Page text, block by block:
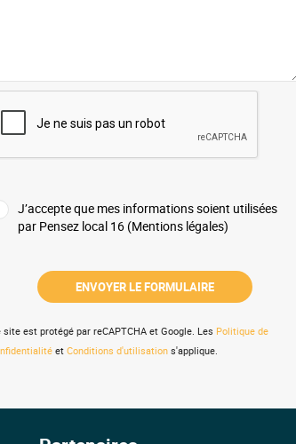
J’accepte que mes informations soient utilisées
par Pensez local 16 (Mentions légales)
site est protégé par reCAPTCHA et Google. Les Politique de
et Conditions d'utilisation s'applique.